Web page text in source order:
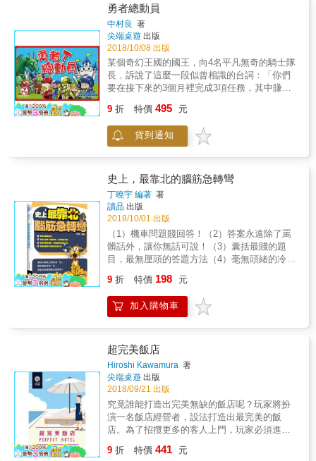
戲，讓解題過程更有趣。
後，動腦思考，就能在生動有趣的謎題中突破
思維盲點，找出答案，保證讓人愛不釋手，越
玩越有成就感。 ★★題型老少咸宜，適合全家
人一起腦力激盪的趣味闖關試題 書中蒐羅的試
題適合各種年齡層的人，更適合親子共讀，能
夠充分啟發孩子和青少年的智力發展，中老年
人也能透過書中試題的刺激，充分活化腦部細
家人都可以藉由挑戰本書的題目，啟發多元智
滿的趣味性。 ★★圖文並茂，刺激觀察能力，
增添解題樂趣 書中有多道觀察題型，搭配多張
圖片，能刺激視覺神經，啟發觀察能力，其他
類題型亦配有插圖，豐富版型，增添閱讀樂
趣，讓你不必花太多時間閱讀文字，只要看圖
就能動腦、推理計算、玩遊戲，讓解題過程更
有趣。
10-20分鐘年齡：6+
勇者總動員
中村良 著
尖端桌遊 出版
2018/10/08 出版
某個奇幻王國的國王，向4名平凡無奇的騎士隊
長，訴說了這麼一段似曾相識的台詞：「你們
要在接下來的3個月裡完成3項任務，其中賺到
一任的國王！」於是4名平凡無奇的騎士隊長，
紛紛雇用經驗豐富的冒險者，爭先恐後地出發
前往完成任務。這是一款融合「競標」和「擲
多金幣的玩家，便是遊戲的勝利者。外盒大
小：18*11.5*4cm材質：紙、木頭、塑料重量：
270公克遊戲人數：2-4遊戲時間：15-90分鐘年
齡：9+
9 折 特價 495 元
貨到通知
史上，最靠北的腦筋急轉彎
丁曉宇 編著 著
讀品 出版
2018/10/01 出版
（1）機車問題賤回答！（2）答案永遠除了罵
髒話外，讓你無話可說！（3）囊括最賤的題
目，最無厘頭的答題方法（4）毫無頭緒的冷笑
遇見黑無常者「死」，那麼同時遇見黑白無常
呢？（1）如果EQ不夠高，請勿打開此書解
題，否則……讀者們的隨身物品，我們不負損
9 折 特價 198 元
加入購物車
超完美飯店
Hiroshi Kawamura 著
尖端桌遊 出版
2018/09/21 出版
究竟誰能打造出完美無缺的飯店呢？玩家將扮
演一名飯店經營者，設法打造出最完美的飯
店。為了招攬更多的客人上門，玩家必須進行
店。若能精準掌握旅客需求，便能壟斷整個客
9 折 特價 441 元